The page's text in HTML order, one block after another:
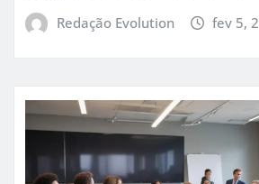
Redação Evolution fev 5,